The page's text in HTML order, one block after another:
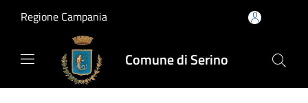
Regione Campania
Comune di Serino